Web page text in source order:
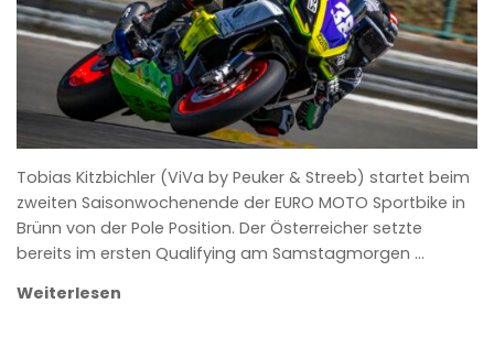
Tobias Kitzbichler (ViVa by Peuker & Streeb) startet beim
zweiten Saisonwochenende der EURO MOTO Sportbike in
Brünn von der Pole Position. Der Österreicher setzte
bereits im ersten Qualifying am Samstagmorgen …
Weiterlesen